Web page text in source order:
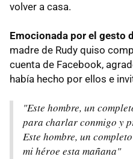
volver a casa.
Emocionada por el gesto
madre de Rudy quiso
cuenta de Facebook,
había hecho por ellos e
"Este hombre, un
para charlar conmigo y
Este hombre, un
mi héroe esta mañana"